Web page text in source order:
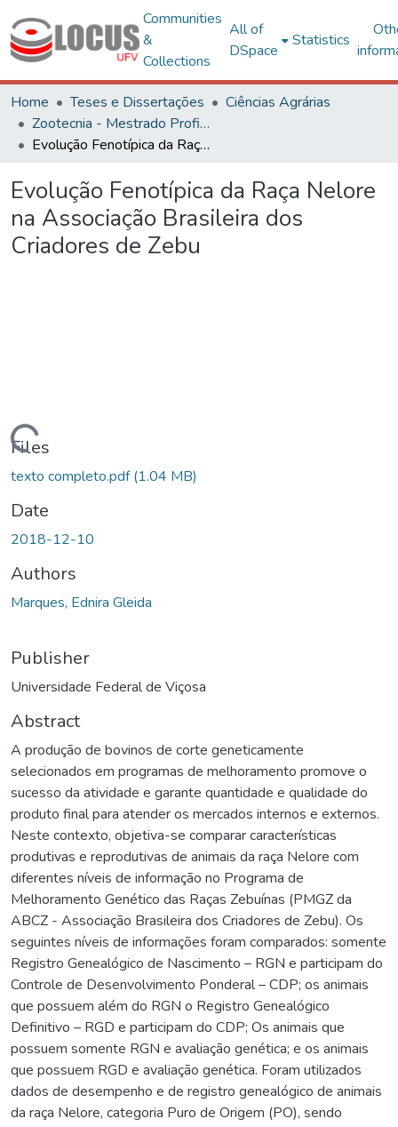
Communities
&
Collections
All of
DSpace
Statistics
Home Teses e Dissertações
Ciências Agrárias
Zootecnia - Mestrado Profissional
Evolução Fenotípica da Raça Nelore na Associação Brasileira dos Criadores de Zebu
Evolução Fenotípica da Raça Nelore
na Associação Brasileira dos
Criadores de Zebu
Files
texto completo.pdf(1.04 MB)
Date
2018-12-10
Authors
Marques, Ednira Gleida
Publisher
Universidade Federal de Viçosa
Abstract
A produção de bovinos de corte geneticamente
selecionados em programas de melhoramento promove o
sucesso da atividade e garante quantidade e qualidade do
produto final para atender os mercados internos e externos.
Neste contexto, objetiva-se comparar características
produtivas e reprodutivas de animais da raça Nelore com
diferentes níveis de informação no Programa de
Melhoramento Genético das Raças Zebuínas (PMGZ da
ABCZ - Associação Brasileira dos Criadores de Zebu). Os
seguintes níveis de informações foram comparados: somente
Registro Genealógico de Nascimento – RGN e participam do
Controle de Desenvolvimento Ponderal – CDP; os animais
que possuem além do RGN o Registro Genealógico
Definitivo – RGD e participam do CDP; Os animais que
possuem somente RGN e avaliação genética; e os animais
que possuem RGD e avaliação genética. Foram utilizados
dados de desempenho e de registro genealógico de animais
da raça Nelore, categoria Puro de Origem (PO), sendo